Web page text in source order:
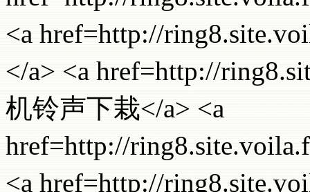
<a href=http://
</a> <a href=http://
机铃声下栽</a> <a
href=http://
<a href=http://